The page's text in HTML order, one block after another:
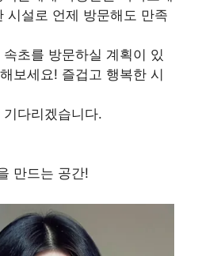
시설로 언제 방문해도 만족
초를 방문하실 계획이 있
보세요! 즐겁고 행복한 시
다리겠습니다.
만드는 공간!